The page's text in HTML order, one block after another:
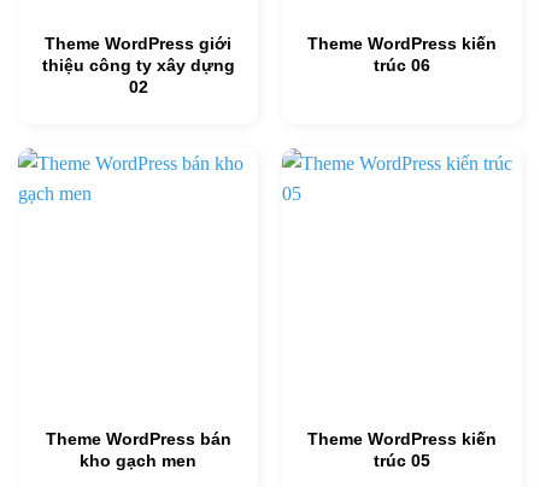
Theme WordPress giới
thiệu công ty xây dựng
02
Theme WordPress kiến
trúc 06
Theme WordPress bán
kho gạch men
Theme WordPress kiến
trúc 05